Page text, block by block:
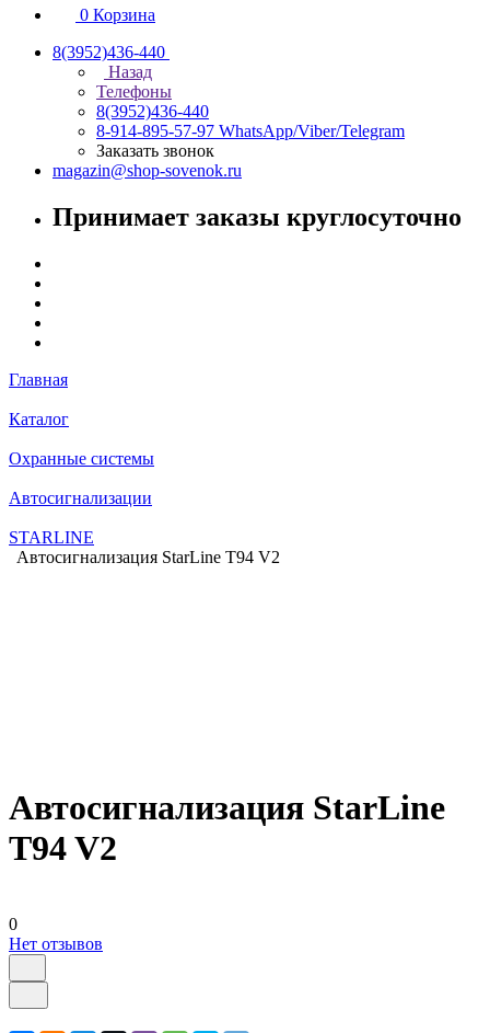
0 Корзина
8(3952)436-440
Назад
Телефоны
8(3952)436-440
8-914-895-57-97 WhatsApp/Viber/Telegram
Заказать звонок
magazin@shop-sovenok.ru
Принимает заказы круглосуточно
Главная
Каталог
Охранные системы
Автосигнализации
STARLINE
Автосигнализация StarLine T94 V2
Автосигнализация StarLine
T94 V2
0
Нет отзывов